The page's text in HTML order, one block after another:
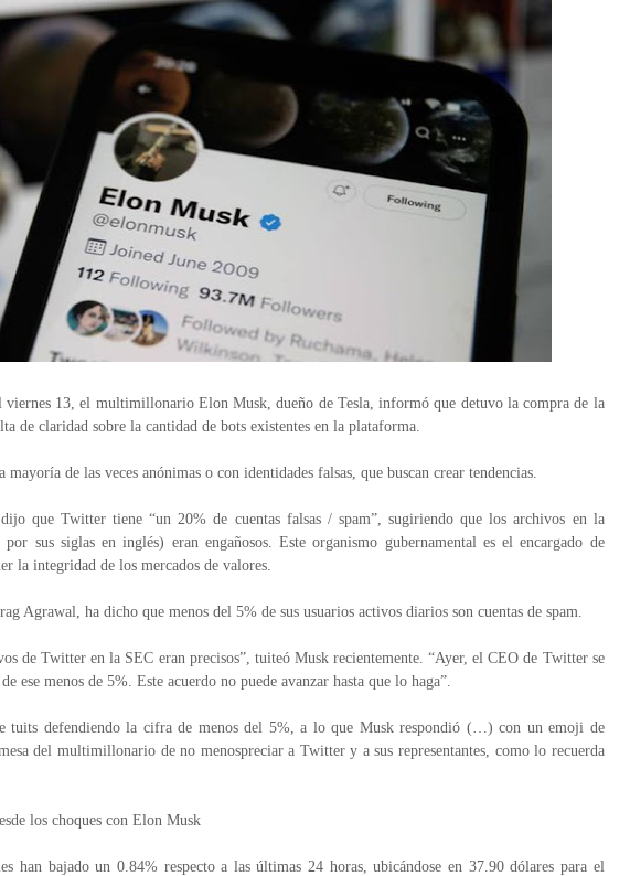
viernes 13, el multimillonario Elon Musk, dueño de Tesla, informó que detuvo la compra de la
de claridad sobre la cantidad de bots existentes en la plataforma.
mayoría de las veces anónimas o con identidades falsas, que buscan crear tendencias.
que Twitter tiene “un 20% de cuentas falsas / spam”, sugiriendo que los archivos en la
sus siglas en inglés) eran engañosos. Este organismo gubernamental es el encargado de
la integridad de los mercados de valores.
Agrawal, ha dicho que menos del 5% de sus usuarios activos diarios son cuentas de spam.
de Twitter en la SEC eran precisos”, tuiteó Musk recientemente. “Ayer, el CEO de Twitter se
ese menos de 5%. Este acuerdo no puede avanzar hasta que lo haga”.
tuits defendiendo la cifra de menos del 5%, a lo que Musk respondió (…) con un emoji de
del multimillonario de no menospreciar a Twitter y a sus representantes, como lo recuerda
los choques con Elon Musk
han bajado un 0.84% respecto a las últimas 24 horas, ubicándose en 37.90 dólares para el